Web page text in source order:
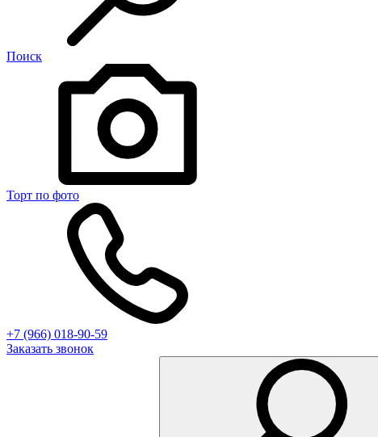
Поиск
Торт по фото
+7 (966) 018-90-59
Заказать звонок